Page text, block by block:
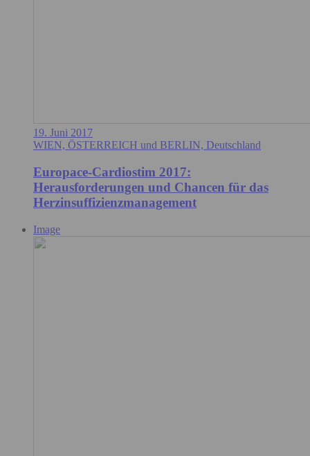
19. Juni 2017
WIEN, ÖSTERREICH und BERLIN, Deutschland
Europace-Cardiostim 2017:
Herausforderungen und Chancen für das
Herzinsuffizienzmanagement
Image